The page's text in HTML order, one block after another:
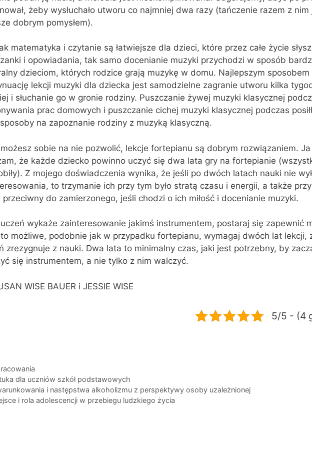
żeby wysłuchało utworu co najmniej dwa razy (tańczenie razem z nim
dobrym pomysłem).
matematyka i czytanie są łatwiejsze dla dzieci, które przez całe życie
i opowiadania, tak samo docenianie muzyki przychodzi w sposób
dzieciom, których rodzice grają muzykę w domu. Najlepszym sposobem
lekcji muzyki dla dziecka jest samodzielne zagranie utworu kilka
i słuchanie go w gronie rodziny. Puszczanie żywej muzyki klasycznej
prac domowych i puszczanie cichej muzyki klasycznej podczas
na zapoznanie rodziny z muzyką klasyczną.
sobie na nie pozwolić, lekcje fortepianu są dobrym rozwiązaniem.
że każde dziecko powinno uczyć się dwa lata gry na fortepianie
Z mojego doświadczenia wynika, że jeśli po dwóch latach nauki nie
to trzymanie ich przy tym było stratą czasu i energii, a także
przeciwny do zamierzonego, jeśli chodzi o ich miłość i docenianie muzyki.
wykaże zainteresowanie jakimś instrumentem, postaraj się zapewnić
możliwe, podobnie jak w przypadku fortepianu, wymagaj dwóch lat lekcji,
zrezygnuje z nauki. Dwa lata to minimalny czas, jaki jest potrzebny, by
się instrumentem, a nie tylko z nim walczyć.
WISE BAUER i JESSIE WISE
5/5 - (4
dla uczniów szkół podstawowych
i następstwa alkoholizmu z perspektywy osoby uzależnionej
i rola adolescencji w przebiegu ludzkiego życia